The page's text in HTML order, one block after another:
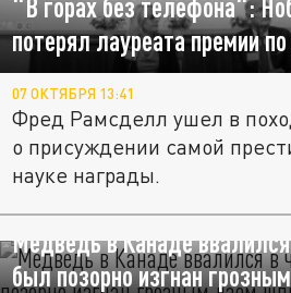
"В горах без телефона":
потерял лауреата премии
07 ОКТЯБРЯ 13:41
Фред Рамсделл ушел в
о присуждении самой
науке награды.
Медведь в Канаде
был позорно изгнан